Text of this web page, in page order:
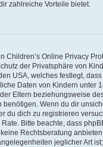
zahlreiche Vorteile bietet.
Children’s Online Privacy
der Privatsphäre von
USA, welches festlegt,
Daten von Kindern unter
Eltern beziehungsweise
benötigen. Wenn du dir
du dich zu registrieren
Bitte beachte, dass
Rechtsberatung
jeglicher Art